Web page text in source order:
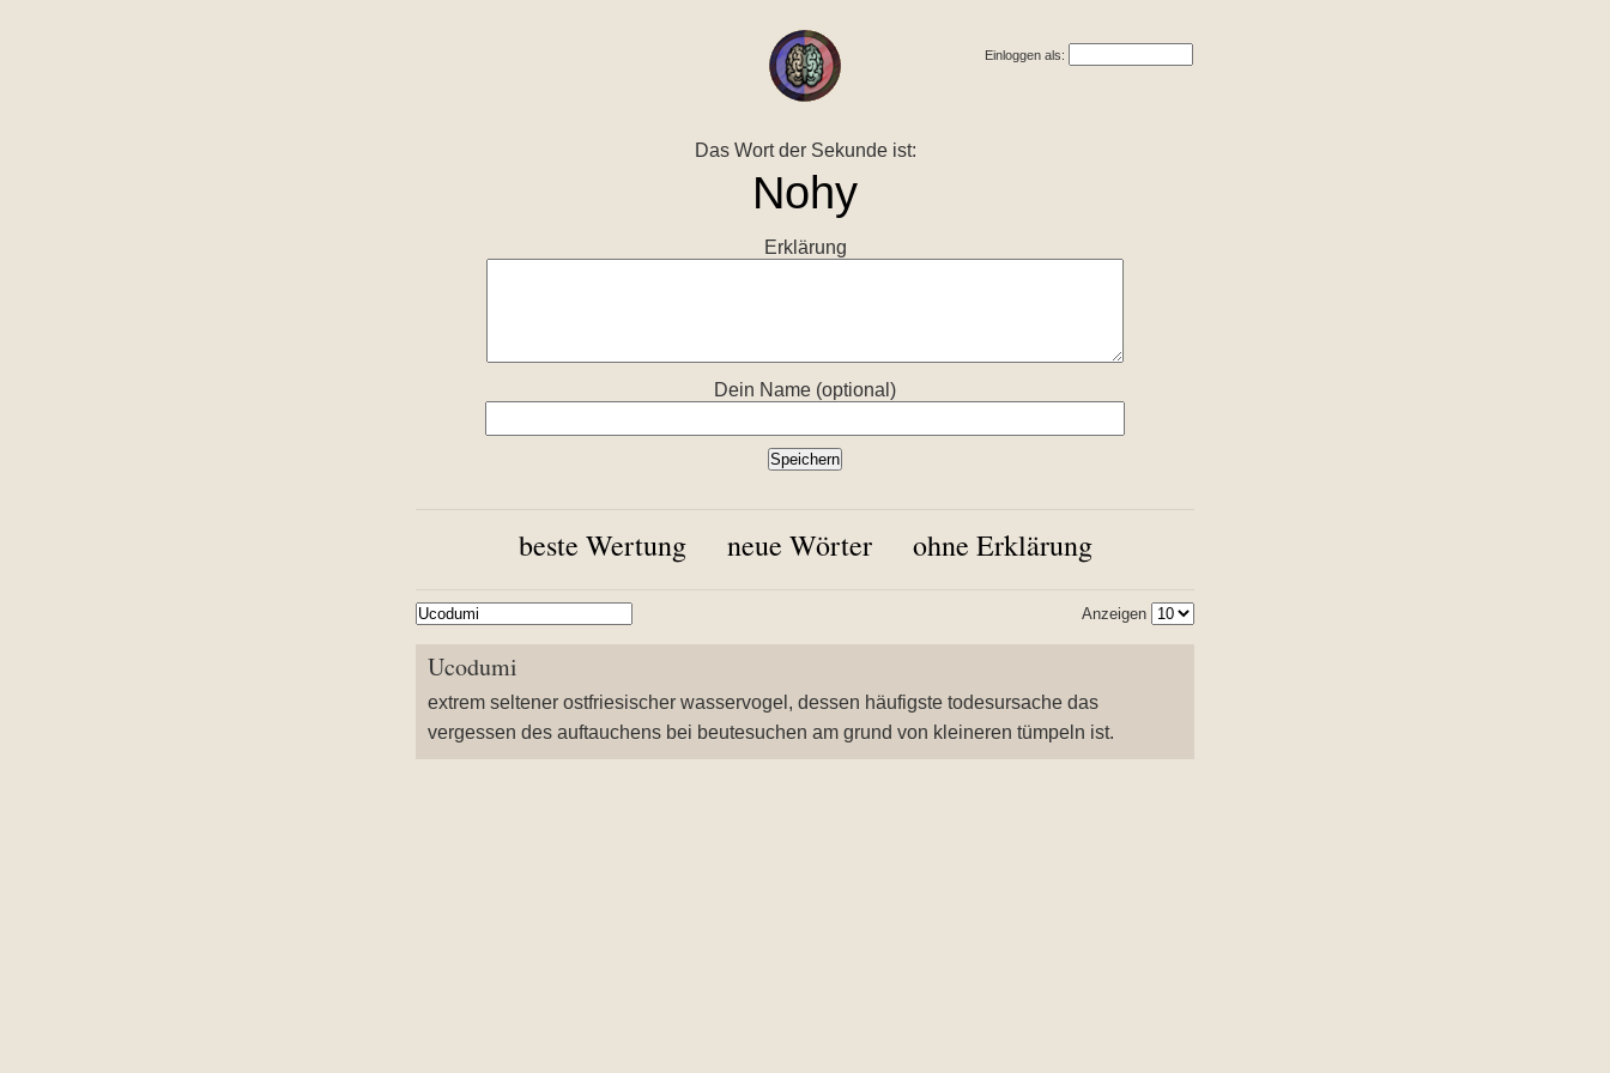
Einloggen als:
Das Wort der Sekunde ist:
Erklärung
Dein Name (optional)
beste Wertung neue Wörter ohne Erklärung
Anzeigen
Ucodumi
extrem seltener ostfriesischer wasservogel, dessen häufigste todesursache das
vergessen des auftauchens bei beutesuchen am grund von kleineren tümpeln ist.